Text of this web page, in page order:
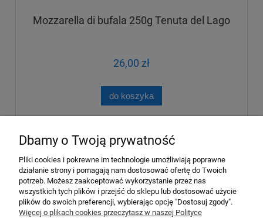
Mozzarella di bufala 250g Tenuta del Lago
26,00 zł
do koszyka
O nas
Pomoc
Dbamy o Twoją prywatność
Pliki cookies i pokrewne im technologie umożliwiają poprawne
działanie strony i pomagają nam dostosować ofertę do Twoich
potrzeb. Możesz zaakceptować wykorzystanie przez nas
wszystkich tych plików i przejść do sklepu lub dostosować użycie
plików do swoich preferencji, wybierając opcję "Dostosuj zgody".
Więcej o plikach cookies przeczytasz w naszej Polityce